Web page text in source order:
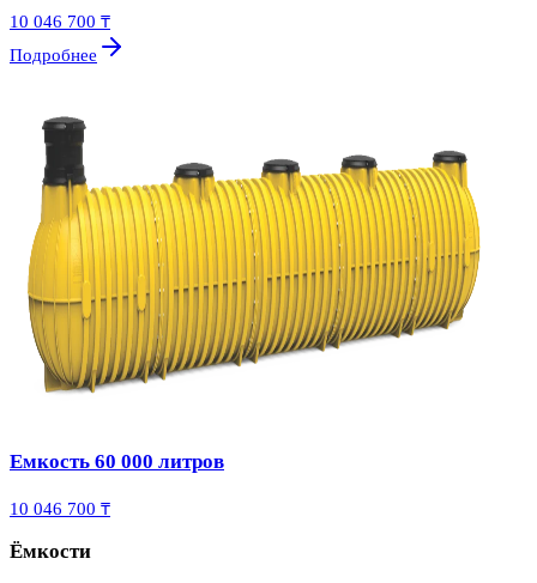
10 046 700 ₸
Подробнее
Емкость 60 000 литров
10 046 700 ₸
Ёмкости